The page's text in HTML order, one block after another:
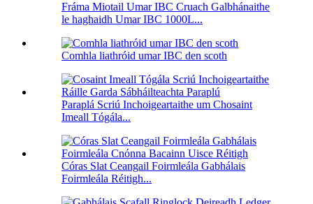
Fráma Miotail Umar IBC Cruach Galbhánaithe
le haghaidh Umar IBC 1000L...
Comhla liathróid umar IBC den scoth
Paraplá Scriú Inchoigeartaithe um Chosaint
Imeall Tógála...
Córas Slat Ceangail Foirmleála Gabhálais
Foirmleála Réitigh...